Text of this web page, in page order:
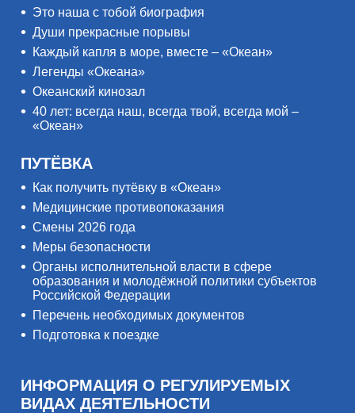
Это наша с тобой биография
Души прекрасные порывы
Каждый капля в море, вместе – «Океан»
Легенды «Океана»
Океанский кинозал
40 лет: всегда наш, всегда твой, всегда мой –
«Океан»
ПУТЁВКА
Как получить путёвку в «Океан»
Медицинские противопоказания
Смены 2026 года
Меры безопасности
Органы исполнительной власти в сфере
образования и молодёжной политики субъектов
Российской Федерации
Перечень необходимых документов
Подготовка к поездке
ИНФОРМАЦИЯ О РЕГУЛИРУЕМЫХ
ВИДАХ ДЕЯТЕЛЬНОСТИ